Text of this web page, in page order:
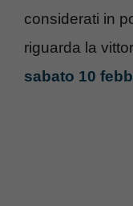
considerati in
riguarda la
sabato 10